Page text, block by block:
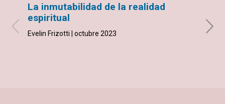
La inmutabilidad de la realidad
espiritual
Evelin Frizotti | octubre 2023